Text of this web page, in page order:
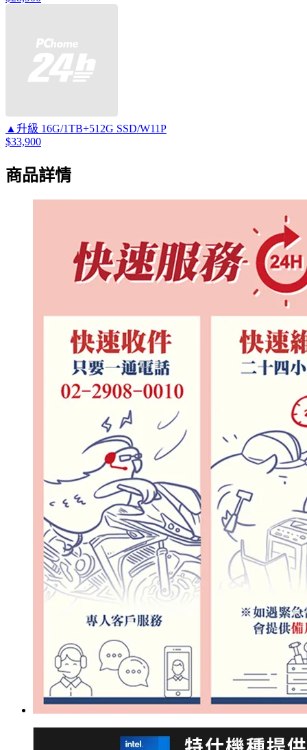
▲升級 16G/1TB+512G SSD/W11P
$33,900
商品詳情